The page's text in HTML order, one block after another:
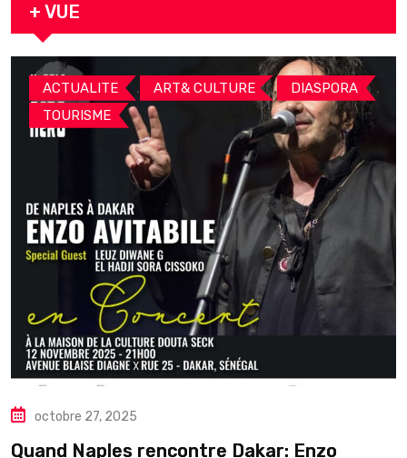
+ VUE
ACTUALITE , ART& CULTURE , DIASPORA ,
TOURISME
octobre 27, 2025
Quand Naples rencontre Dakar: Enzo